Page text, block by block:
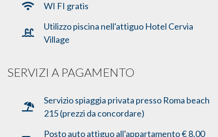
WI FI gratis
Utilizzo piscina nell'attiguo Hotel Cervia
Village
SERVIZI A PAGAMENTO
Servizio spiaggia privata presso Roma beach
215 (prezzi da concordare)
Posto auto attiguo all'appartamento € 8,00